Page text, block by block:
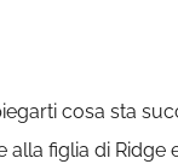
cosa sta
figlia di Ridge